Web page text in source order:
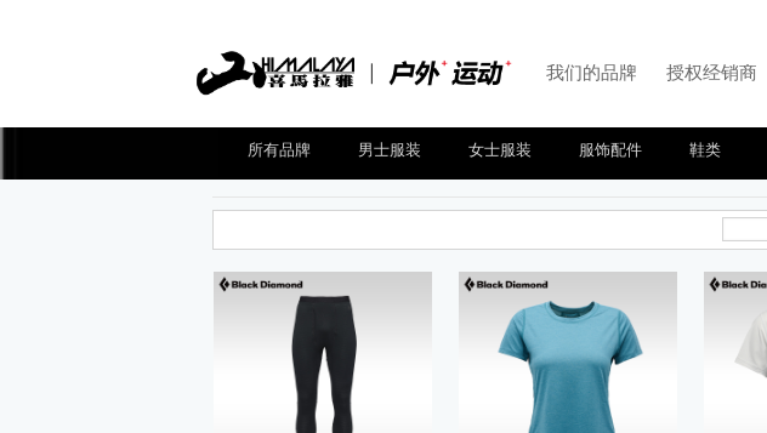
我们的品牌 授权经销商
所有品牌 男士服装 女士服装 服饰配件 鞋类